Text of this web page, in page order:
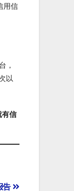
用信
，
以
有信
告